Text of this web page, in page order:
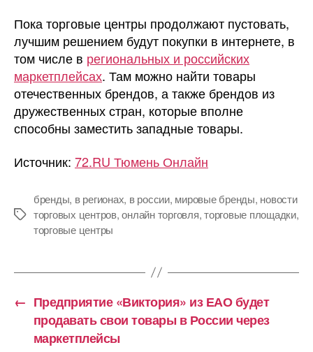
Пока торговые центры продолжают пустовать,
лучшим решением будут покупки в интернете, в
том числе в региональных и российских
маркетплейсах. Там можно найти товары
отечественных брендов, а также брендов из
дружественных стран, которые вполне
способны заместить западные товары.
Источник: 72.RU Тюмень Онлайн
Метки
бренды, в регионах, в россии, мировые бренды, новости
торговых центров,онлайн торговля,торговые площадки,
торговые центры
← Предприятие «Виктория» из ЕАО будет
продавать свои товары в России через
маркетплейсы